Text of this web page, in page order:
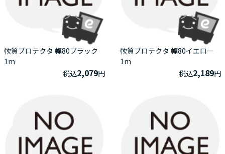
軟質プロテクタ 幅80ブラック
1m
税込2,079円
軟質プロテクタ 幅80イエロー
1m
税込2,189円